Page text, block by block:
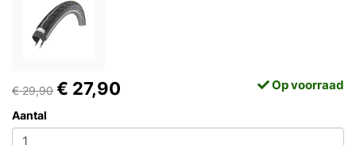
€ 29,90 € 27,90 Op voorraad
Aantal